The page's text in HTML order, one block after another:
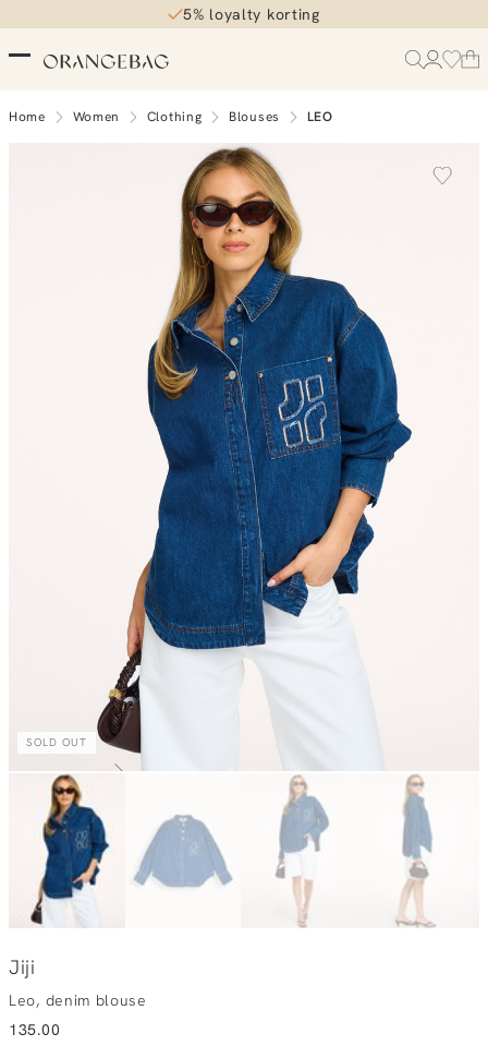
5% loyalty korting
Home Women Clothing Blouses LEO
SOLD OUT
Jiji
Leo, denim blouse
135.00